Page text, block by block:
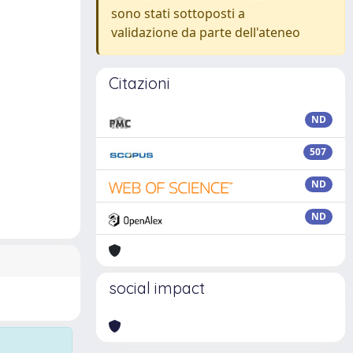
sono stati sottoposti a
validazione da parte dell'ateneo
Citazioni
ND
507
ND
ND
social impact